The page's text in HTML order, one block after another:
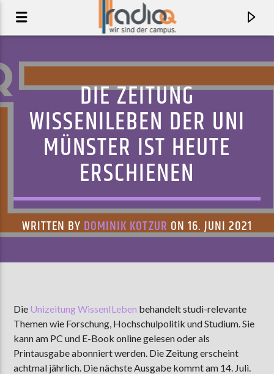
AKTUELLER TRACK
THE KINKS
AKTUELLE SENDUNG
MOEBIUS
00:00 09:00
DIE ZEITUNG
WISSENILEBEN DER UNI
MÜNSTER IST HEUTE
ERSCHIENEN
WRITTEN BY DOMINIK KOTZUR ON 16. JUNI 2021
Die Unizeitung WissenILeben behandelt studi-relevante
Themen wie Forschung, Hochschulpolitik und Studium. Sie
kann am PC und E-Book online gelesen oder als
Printausgabe abonniert werden. Die Zeitung erscheint
achtmal jährlich. Die nächste Ausgabe kommt am 14. Juli.